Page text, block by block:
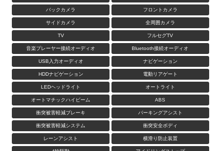
バックカメラ フロントカメラ
サイドカメラ 全周囲カメラ
TV フルセグTV
音楽プレーヤー接続オーディオ Bluetooth接続オーディオ
USB入力オーディオ ナビゲーション
HDDナビゲーション 電動リアゲート
LEDヘッドライト オートライト
オートマチックハイビーム ABS
衝突被害軽減ブレーキ パーキングアシスト
衝突被害軽減システム 衝突安全ボディ
レーンアシスト 横滑り防止装置